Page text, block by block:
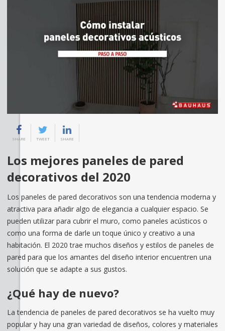
SHARE TWEET SHARE
Los mejores paneles de pared
decorativos del 2020
Los paneles de pared decorativos son una tendencia moderna y
atractiva para añadir algo de elegancia a cualquier espacio. Se
pueden utilizar para cubrir el muro, como paneles acústicos o
como una forma de darle un toque único y creativo a una
habitación. El 2020 trae muchos diseños y estilos de paneles de
pared para que los amantes del diseño interior encuentren una
solución que se adapte a sus gustos.
¿Qué hay de nuevo?
La tendencia de paneles de pared decorativos se ha vuelto muy
popular y hay una gran variedad de diseños, colores y materiales